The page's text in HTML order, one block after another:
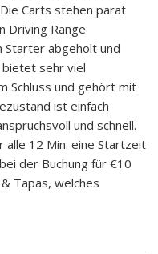
Carts stehen parat
Driving Range
abgeholt und
sehr viel
Schluss und gehört mit
ist einfach
und schnell.
alle 12 Min. eine Startzeit
der Buchung für €10
Tapas, welches